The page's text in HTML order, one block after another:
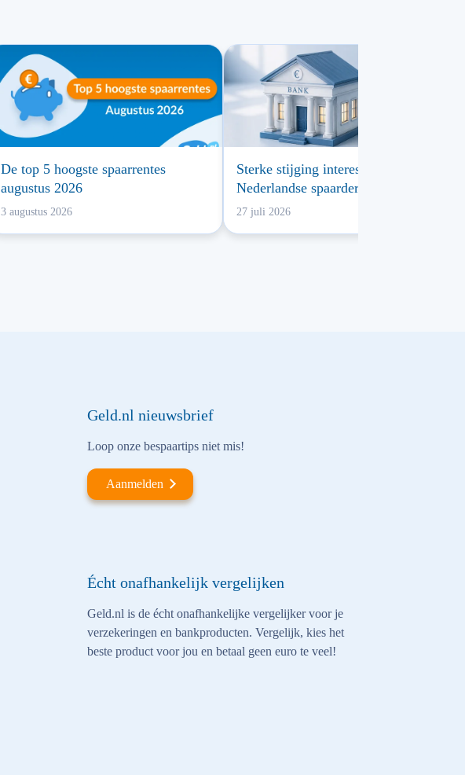
De top 5 hoogste spaarrentes
augustus 2026
3 augustus 2026
Sterke stijging interesse
Nederlandse spaarders in
buitenlandse spaarbanken
27 juli 2026
Geld.nl nieuwsbrief
Loop onze bespaartips niet mis!
Aanmelden
Écht onafhankelijk vergelijken
Geld.nl is de écht onafhankelijke vergelijker voor je
verzekeringen en bankproducten. Vergelijk, kies het
beste product voor jou en betaal geen euro te veel!